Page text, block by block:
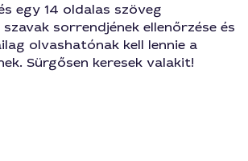
egy 14 oldalas szöveg
sorrendjének ellenőrzése és
olvashatónak kell lennie a
Sürgősen keresek valakit!